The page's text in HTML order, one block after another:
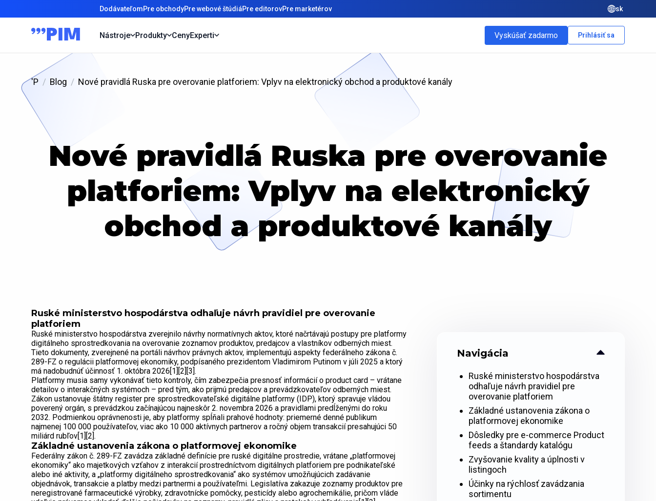
DodávateľomPre obchodyPre webové štúdiáPre editorovPre marketérov sk
Nástroje Produkty CenyExperti Vyskúšať zadarmo Prihlásiť sa
'P Blog Nové pravidlá Ruska pre overovanie platforiem: Vplyv na elektronický obchod a produktové kanály
Nové pravidlá Ruska pre overovanie
platforiem: Vplyv na elektronický
obchod a produktové kanály
Ruské ministerstvo hospodárstva odhaľuje návrh pravidiel pre overovanie
platforiem
Ruské ministerstvo hospodárstva zverejnilo návrhy normatívnych aktov, ktoré načrtávajú postupy pre platformy
digitálneho sprostredkovania na overovanie zoznamov produktov, predajcov a vlastníkov odberných miest.
Tieto dokumenty, zverejnené na portáli návrhov právnych aktov, implementujú aspekty federálneho zákona č.
289-FZ o regulácii platformovej ekonomiky, podpísaného prezidentom Vladimirom Putinom v júli 2025 a ktorý
má nadobudnúť účinnosť 1. októbra 2026[1][2][3].
Platformy musia samy vykonávať tieto kontroly, čím zabezpečia presnosť informácií o product card – vrátane
detailov o interakčných systémoch – pred tým, ako prijmú predajcov a prevádzkovateľov odberných miest.
Zákon ustanovuje štátny register pre sprostredkovateľské digitálne platformy (IDP), ktorý spravuje vládou
poverený orgán, s prevádzkou začínajúcou najneskôr 2. novembra 2026 a pravidlami predĺženými do roku
2032. Podmienkou oprávnenosti je, aby platformy spĺňali prahové hodnoty: priemerné denné publikum
najmenej 100 000 používateľov, viac ako 10 000 aktívnych partnerov a ročný objem transakcií presahujúci 50
miliárd rubľov[1][2].
Základné ustanovenia zákona o platformovej ekonomike
Federálny zákon č. 289-FZ zavádza základné definície pre ruské digitálne prostredie, vrátane „platformovej
ekonomiky“ ako majetkových vzťahov z interakcií prostredníctvom digitálnych platforiem pre podnikateľské
alebo iné aktivity, a „platformy digitálneho sprostredkovania“ ako systémov umožňujúcich zadávanie
objednávok, transakcie a platby medzi partnermi a používateľmi. Legislatíva zakazuje zoznamy produktov pre
neregistrované farmaceutické výrobky, zdravotnícke pomôcky, pesticídy alebo agrochemikálie, pričom vláde
Navigácia
Ruské ministerstvo hospodárstva
odhaľuje návrh pravidiel pre
overovanie platforiem
Základné ustanovenia zákona o
platformovej ekonomike
Dôsledky pre e-commerce Product
feeds a štandardy katalógu
Zvyšovanie kvality a úplnosti v
listingoch
Účinky na rýchlosť zavádzania
sortimentu